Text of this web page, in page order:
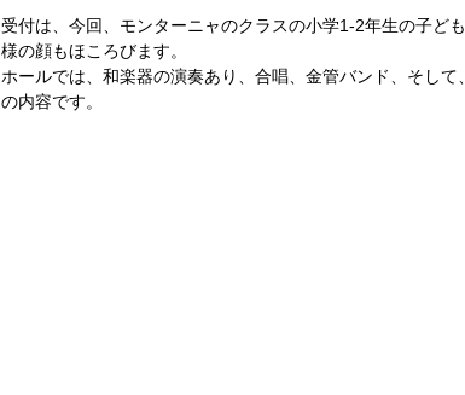
受付は、今回、モンターニャのクラスの小学1-2年生の子ど
様の顔もほころびます。
ホールでは、和楽器の演奏あり、合唱、金管バンド、そし
の内容です。